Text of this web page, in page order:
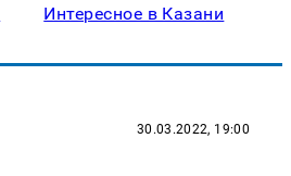
Интересное в Казани
30.03.2022, 19:00